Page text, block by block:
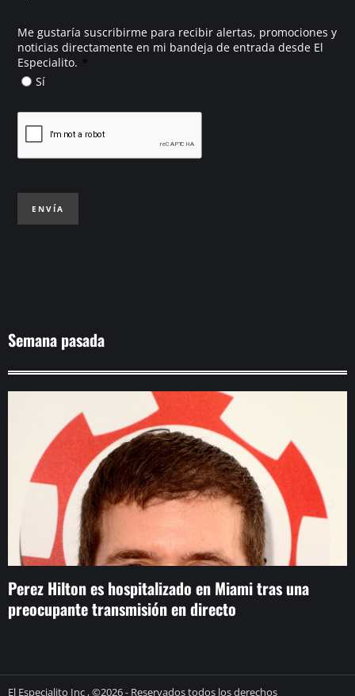
Me gustaría suscribirme para recibir alertas, promociones y
noticias directamente en mi bandeja de entrada desde El
Especialito. *
Sí
ENVÍA
Semana pasada
Perez Hilton es hospitalizado en Miami tras una
preocupante transmisión en directo
El Especialito Inc , ©2026 - Reservados todos los derechos